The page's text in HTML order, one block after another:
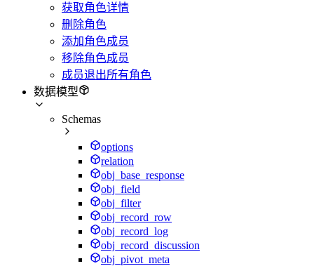
获取角色详情
删除角色
添加角色成员
移除角色成员
成员退出所有角色
数据模型
Schemas
options
relation
obj_base_response
obj_field
obj_filter
obj_record_row
obj_record_log
obj_record_discussion
obj_pivot_meta